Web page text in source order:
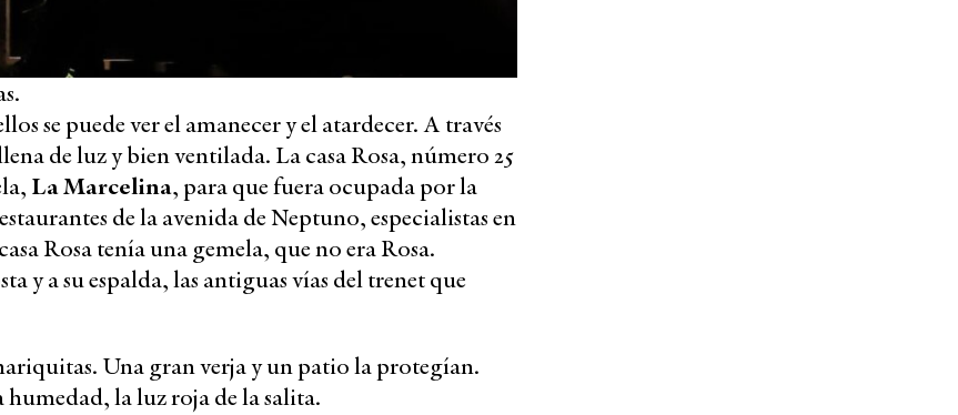
se puede ver el amanecer y el atardecer. A través
de luz y bien ventilada. La casa Rosa, número 25
La Marcelina, para que fuera ocupada por la
de la avenida de Neptuno, especialistas en
Rosa tenía una gemela, que no era Rosa.
y a su espalda, las antiguas vías del trenet que
Una gran verja y un patio la protegían.
la luz roja de la salita.